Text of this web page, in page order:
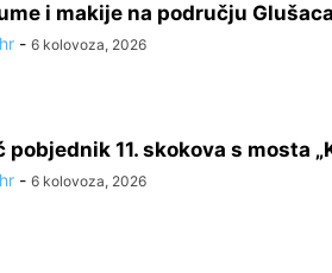
i makije na području
- 6 kolovoza, 2026
pobjednik 11. skokova s mosta
- 6 kolovoza, 2026